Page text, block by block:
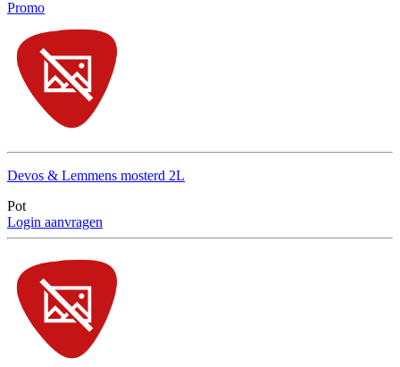
Promo
Devos & Lemmens mosterd 2L
Pot
Login aanvragen